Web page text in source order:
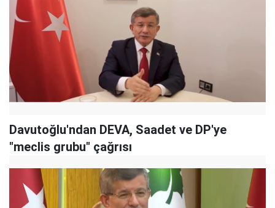
Davutoğlu'ndan DEVA, Saadet ve DP'ye
"meclis grubu" çağrısı